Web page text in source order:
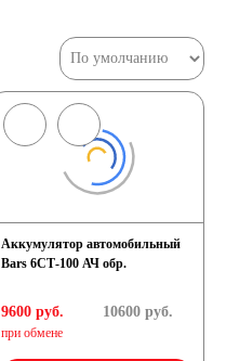
Аккумулятор автомобильный
Bars 6СТ-100 АЧ обр.
9600 руб.
при обмене
10600руб.